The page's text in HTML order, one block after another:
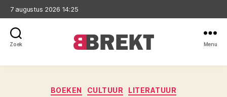
7 augustus 2026 14:25
Zoek Menu
Categorieën
BOEKEN CULTUUR
LITERATUUR